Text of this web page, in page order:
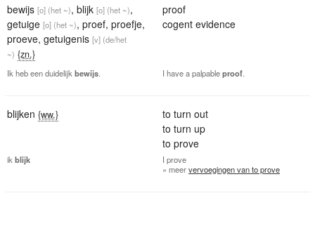
bewijs [o] (het ~), blijk [o] (het ~),
getuige [o] (het ~), proef, proefje,
proeve, getuigenis [v] (de/het
~) {zn.}
proof
cogent evidence
Ik heb een duidelijk bewijs I have a palpableproof
blijken {ww.}
to turn out
to turn up
to prove
ik blijk I prove
» meervervoegingen van to prove